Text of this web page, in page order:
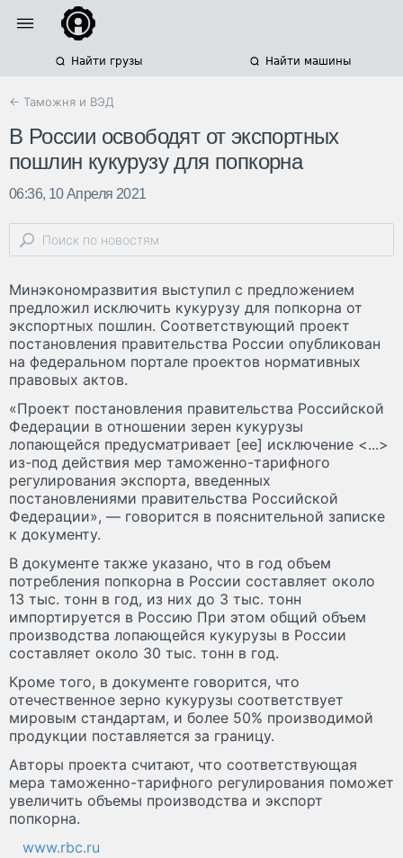
Найти грузы Найти машины
← Таможня и ВЭД
В России освободят от экспортных
пошлин кукурузу для попкорна
06:36, 10 Апреля 2021
Минэкономразвития выступил с предложением
предложил исключить кукурузу для попкорна от
экспортных пошлин. Соответствующий проект
постановления правительства России опубликован
на федеральном портале проектов нормативных
правовых актов.
«Проект постановления правительства Российской
Федерации в отношении зерен кукурузы
лопающейся предусматривает [ее] исключение <...>
из-под действия мер таможенно-тарифного
регулирования экспорта, введенных
постановлениями правительства Российской
Федерации», — говорится в пояснительной записке
к документу.
В документе также указано, что в год объем
потребления попкорна в России составляет около
13 тыс. тонн в год, из них до 3 тыс. тонн
импортируется в Россию При этом общий объем
производства лопающейся кукурузы в России
составляет около 30 тыс. тонн в год.
Кроме того, в документе говорится, что
отечественное зерно кукурузы соответствует
мировым стандартам, и более 50% производимой
продукции поставляется за границу.
Авторы проекта считают, что соответствующая
мера таможенно-тарифного регулирования поможет
увеличить объемы производства и экспорт
попкорна.
www.rbc.ru